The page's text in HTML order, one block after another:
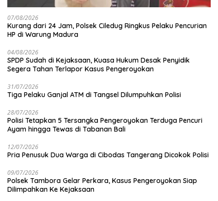
07/08/2026
Kurang dari 24 Jam, Polsek Ciledug Ringkus Pelaku Pencurian
HP di Warung Madura
04/08/2026
SPDP Sudah di Kejaksaan, Kuasa Hukum Desak Penyidik
Segera Tahan Terlapor Kasus Pengeroyokan
31/07/2026
Tiga Pelaku Ganjal ATM di Tangsel Dilumpuhkan Polisi
28/07/2026
Polisi Tetapkan 5 Tersangka Pengeroyokan Terduga Pencuri
Ayam hingga Tewas di Tabanan Bali
12/07/2026
Pria Penusuk Dua Warga di Cibodas Tangerang Dicokok Polisi
09/07/2026
Polsek Tambora Gelar Perkara, Kasus Pengeroyokan Siap
Dilimpahkan Ke Kejaksaan